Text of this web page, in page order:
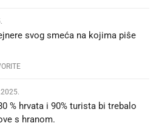
svog smeća na kojima piŝe
% hrvata i 90% turista bi trebalo
s hranom.